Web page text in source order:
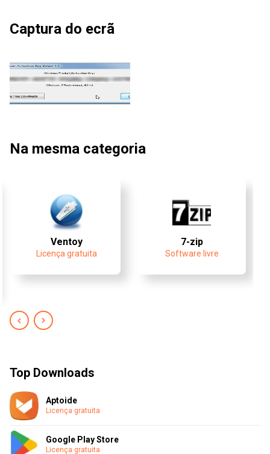
Captura do ecrã
Na mesma categoria
Ventoy
Licença gratuita
7-zip
Software livre
Top Downloads
Aptoide
Licença gratuita
Google Play Store
Licença gratuita